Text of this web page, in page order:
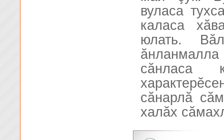
вуласа
каласа
юлать.
сăнласа
сăнарлă
халăх